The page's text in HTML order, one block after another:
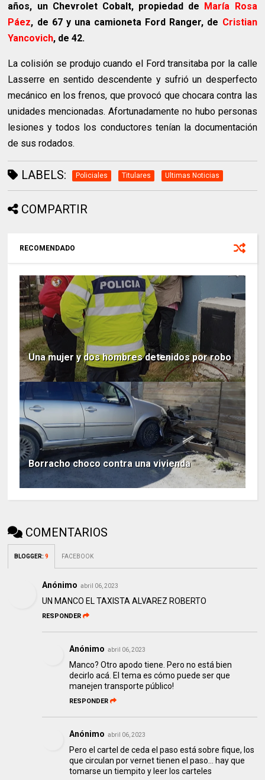
años, un Chevrolet Cobalt, propiedad de
María Rosa
Páez, de 67 y una camioneta Ford Ranger, de Cristian
Yancovich, de 42.
La colisión se produjo cuando el Ford transitaba por la calle
Lasserre en sentido descendente y sufrió un desperfecto
mecánico en los frenos, que provocó que chocara contra las
unidades mencionadas. Afortunadamente no hubo personas
lesiones y todos los conductores tenían la documentación
de sus rodados.
LABELS: Policiales Titulares Ultimas Noticias
COMPARTIR
RECOMENDADO
Una mujer y dos hombres detenidos por robo
Borracho choco contra una vivienda
COMENTARIOS
BLOGGER:9 FACEBOOK
Anónimo abril 06, 2023
UN MANCO EL TAXISTA ALVAREZ ROBERTO
RESPONDER
Anónimo abril 06, 2023
Manco? Otro apodo tiene. Pero no está bien
decirlo acá. El tema es cómo puede ser que
manejen transporte público!
RESPONDER
Anónimo abril 06, 2023
Pero el cartel de ceda el paso está sobre fique, los
que circulan por vernet tienen el paso… hay que
tomarse un tiempito y leer los carteles